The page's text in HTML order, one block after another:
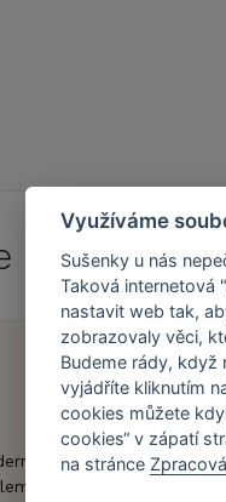
do
obchod s
Náš
Náš tým
Využíváme
Sušenky u nás
Taková internetová
nastavit web tak,
zobrazovaly věci,
Budeme rády, když
vyjádříte kliknutím
cookies můžete
cookies“ v zápatí
na stránce